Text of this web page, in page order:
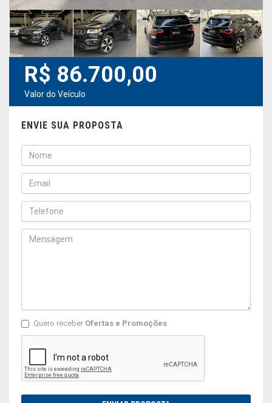
R$ 86.700,00
Valor do Veículo
ENVIE SUA PROPOSTA
Quero receber Ofertas e Promoções